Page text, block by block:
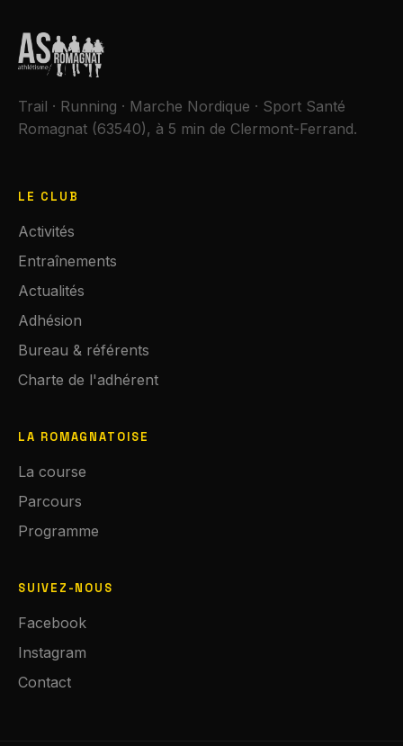
Trail · Running · Marche Nordique · Sport Santé
Romagnat (63540), à 5 min de Clermont-Ferrand.
LE CLUB
Activités
Entraînements
Actualités
Adhésion
Bureau & référents
Charte de l'adhérent
LA ROMAGNATOISE
La course
Parcours
Programme
SUIVEZ-NOUS
Facebook
Instagram
Contact